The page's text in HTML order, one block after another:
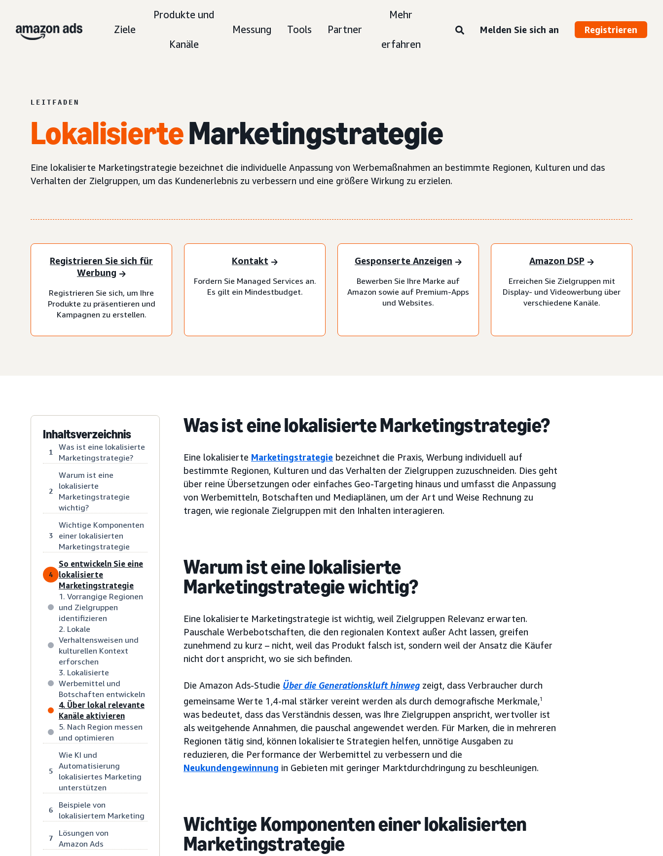
Ziele
Produkte und
Kanäle
Messung Tools Partner
Mehr
erfahren
Melden Sie sich an Registrieren
LEITFADEN
LokalisierteMarketingstrategie
Eine lokalisierte Marketingstrategie bezeichnet die individuelle Anpassung von Werbemaßnahmen an bestimmte Regionen, Kulturen und das
Verhalten der Zielgruppen, um das Kundenerlebnis zu verbessern und eine größere Wirkung zu erzielen.
Registrieren Sie sich für
Werbung
Registrieren Sie sich, um Ihre
Produkte zu präsentieren und
Kampagnen zu erstellen.
Kontakt
Fordern Sie Managed Services an.
Es gilt ein Mindestbudget.
Gesponserte Anzeigen
Bewerben Sie Ihre Marke auf
Amazon sowie auf Premium-Apps
und Websites.
Amazon DSP
Erreichen Sie Zielgruppen mit
Display- und Videowerbung über
verschiedene Kanäle.
Inhaltsverzeichnis
1
Was ist eine lokalisierte
Marketingstrategie?
2
Warum ist eine
lokalisierte
Marketingstrategie
wichtig?
3
Wichtige Komponenten
einer lokalisierten
Marketingstrategie
4
So entwickeln Sie eine
lokalisierte
Marketingstrategie
1. Vorrangige Regionen
und Zielgruppen
identifizieren
2. Lokale
Verhaltensweisen und
kulturellen Kontext
erforschen
3. Lokalisierte
Werbemittel und
Botschaften entwickeln
4. Über lokal relevante
Kanäle aktivieren
5. Nach Region messen
und optimieren
5
Wie KI und
Automatisierung
lokalisiertes Marketing
unterstützen
6
Beispiele von
lokalisiertem Marketing
7
Lösungen von
Amazon Ads
Was ist eine lokalisierte Marketingstrategie?
Eine lokalisierte Marketingstrategie bezeichnet die Praxis, Werbung individuell auf
bestimmte Regionen, Kulturen und das Verhalten der Zielgruppen zuzuschneiden. Dies geht
über reine Übersetzungen oder einfaches Geo-Targeting hinaus und umfasst die Anpassung
von Werbemitteln, Botschaften und Mediaplänen, um der Art und Weise Rechnung zu
tragen, wie regionale Zielgruppen mit den Inhalten interagieren.
Warum ist eine lokalisierte
Marketingstrategie wichtig?
Eine lokalisierte Marketingstrategie ist wichtig, weil Zielgruppen Relevanz erwarten.
Pauschale Werbebotschaften, die den regionalen Kontext außer Acht lassen, greifen
zunehmend zu kurz – nicht, weil das Produkt falsch ist, sondern weil der Ansatz die Käufer
nicht dort anspricht, wo sie sich befinden.
Die Amazon Ads-Studie Über die Generationskluft hinweg zeigt, dass Verbraucher durch
gemeinsame Werte 1,4-mal stärker vereint werden als durch demografische Merkmale,1
was bedeutet, dass das Verständnis dessen, was Ihre Zielgruppen anspricht, wertvoller ist
als weitgehende Annahmen, die pauschal angewendet werden. Für Marken, die in mehreren
Regionen tätig sind, können lokalisierte Strategien helfen, unnötige Ausgaben zu
reduzieren, die Performance der Werbemittel zu verbessern und die
Neukundengewinnung in Gebieten mit geringer Marktdurchdringung zu beschleunigen.
Wichtige Komponenten einer lokalisierten
Marketingstrategie